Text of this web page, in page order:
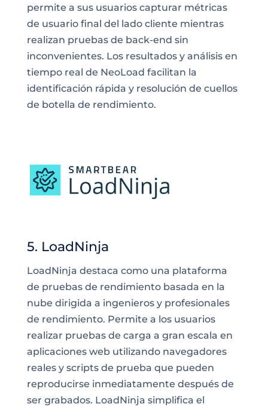
permite a sus usuarios capturar métricas
de usuario final del lado cliente mientras
realizan pruebas de back-end sin
inconvenientes. Los resultados y análisis en
tiempo real de NeoLoad facilitan la
identificación rápida y resolución de cuellos
de botella de rendimiento.
5. LoadNinja
LoadNinja destaca como una plataforma
de pruebas de rendimiento basada en la
nube dirigida a ingenieros y profesionales
de rendimiento. Permite a los usuarios
realizar pruebas de carga a gran escala en
aplicaciones web utilizando navegadores
reales y scripts de prueba que pueden
reproducirse inmediatamente después de
ser grabados. LoadNinja simplifica el